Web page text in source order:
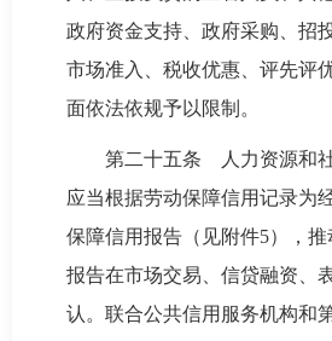
政府资金支持、政府采购、招
市场准入、税收优惠、评先评
面依法依规予以限制。
第二十五条 人力资源和
应当根据劳动保障信用记录为
保障信用报告（见附件5），推
报告在市场交易、信贷融资、
认。联合公共信用服务机构和